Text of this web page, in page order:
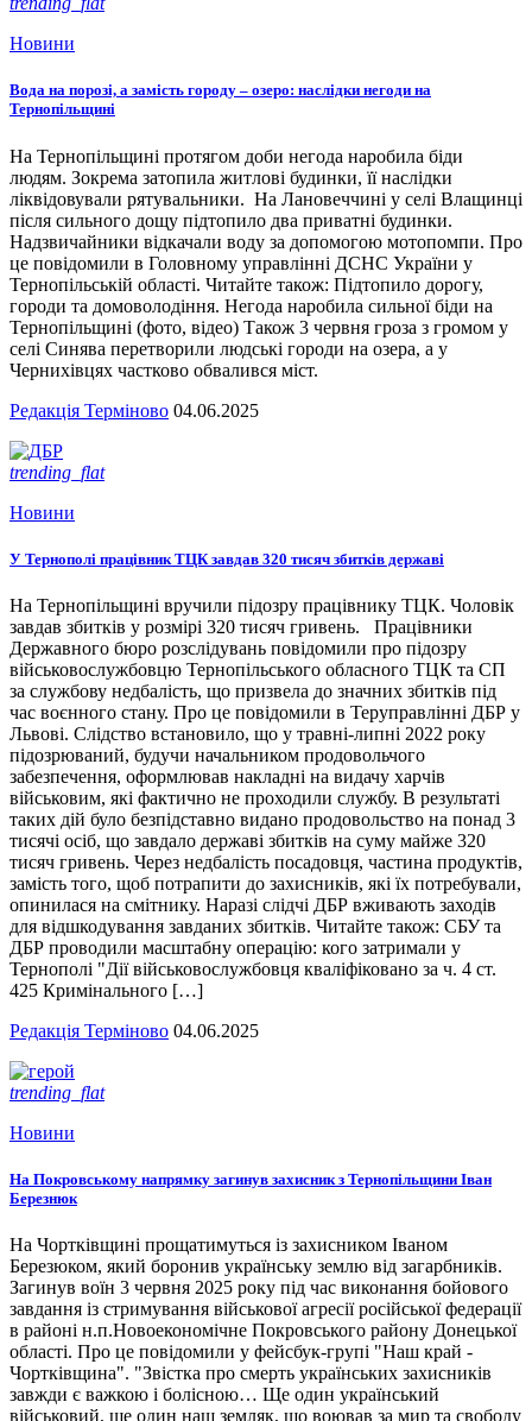
Новини
Вода на порозі, а замість городу – озеро: наслідки негоди на
Тернопільщині
На Тернопільщині протягом доби негода наробила біди
людям. Зокрема затопила житлові будинки, її наслідки
ліквідовували рятувальники. На Лановеччині у селі Влащинці
після сильного дощу підтопило два приватні будинки.
Надзвичайники відкачали воду за допомогою мотопомпи. Про
це повідомили в Головному управлінні ДСНС України у
Тернопільській області. Читайте також: Підтопило дорогу,
городи та домоволодіння. Негода наробила сильної біди на
Тернопільщині (фото, відео) Також 3 червня гроза з громом у
селі Синява перетворили людські городи на озера, а у
Чернихівцях частково обвалився міст.
Редакція Терміново 04.06.2025
trending_flat
Новини
У Тернополі працівник ТЦК завдав 320 тисяч збитків державі
На Тернопільщині вручили підозру працівнику ТЦК. Чоловік
завдав збитків у розмірі 320 тисяч гривень. Працівники
Державного бюро розслідувань повідомили про підозру
військовослужбовцю Тернопільського обласного ТЦК та СП
за службову недбалість, що призвела до значних збитків під
час воєнного стану. Про це повідомили в Теруправлінні ДБР у
Львові. Слідство встановило, що у травні-липні 2022 року
підозрюваний, будучи начальником продовольчого
забезпечення, оформлював накладні на видачу харчів
військовим, які фактично не проходили службу. В результаті
таких дій було безпідставно видано продовольство на понад 3
тисячі осіб, що завдало державі збитків на суму майже 320
тисяч гривень. Через недбалість посадовця, частина продуктів,
замість того, щоб потрапити до захисників, які їх потребували,
опинилася на смітнику. Наразі слідчі ДБР вживають заходів
для відшкодування завданих збитків. Читайте також: СБУ та
ДБР проводили масштабну операцію: кого затримали у
Тернополі "Дії військовослужбовця кваліфіковано за ч. 4 ст.
425 Кримінального […]
Редакція Терміново 04.06.2025
trending_flat
Новини
На Покровському напрямку загинув захисник з Тернопільщини Іван
Березнюк
На Чортківщині прощатимуться із захисником Іваном
Березюком, який боронив українську землю від загарбників.
Загинув воїн 3 червня 2025 року під час виконання бойового
завдання із стримування військової агресії російської федерації
в районі н.п.Новоекономічне Покровського району Донецької
області. Про це повідомили у фейсбук-групі "Наш край -
Чортківщина". "Звістка про смерть українських захисників
завжди є важкою і болісною… Ще один український
військовий, ще один наш земляк, що воював за мир та свободу